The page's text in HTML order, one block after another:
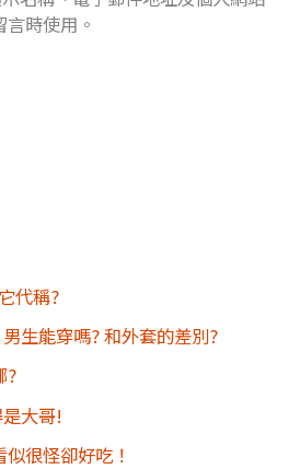
時使用。
代稱?
生能穿嗎? 和外套的差別?
?
大哥!
很怪卻好吃！